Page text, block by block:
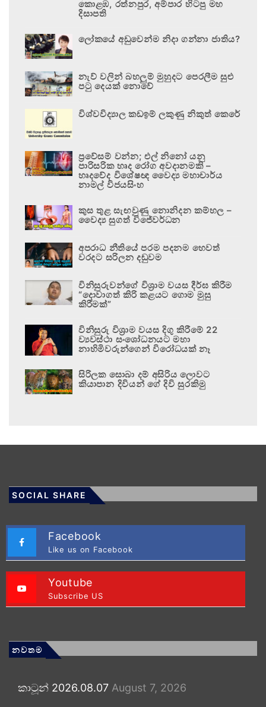
කොළඹ, රත්නපුර, අම්පාර හිටපු මහ
දිසාපති
ලෝකයේ අඩුවෙන්ම නිදා ගන්නා ජාතිය?
නැව් වලින් බහලුම් මුහුදට පෙරලීම සුළු
පටු දෙයක් නොවේ
විශ්වවිද්‍යාල කඩඉම් ලකුණු නිකුත් කෙරේ
ප්‍රවේසම් වන්න; එල් නිනෝ යනු
පාරිසරික හෘද රෝග අවදානමකි –
හෘදවේද විශේෂඥ වෛද්‍ය මහාචාර්ය
නාමල් විජයසිංහ
කුස තුළ සැඟවුණු නොනිදන කම්හල –
වෛද්‍ය සුගත් විජේවර්ධන
අපරාධ නීතියේ පරම පදනම හෙවත්
වරදට සරිලන දඬුවම
විනිසුරුවන්ගේ විශ්‍රාම වයස දීර්ඝ කිරීම
“දොවාගත් කිරි කළයට ගොම මුසු
කිරීමක්”
විනිසුරු විශ්‍රාම වයස දිගු කිරීමේ 22
ව්‍යවස්ථා සංශෝධනයට මහා
නාහිමිවරුන්ගෙන් විරෝධයක් නෑ
සිරිලක සොබා දම් අසිරිය ලොවට
කියාපාන දිවියන් ගේ දිවි සුරකිමු
SOCIAL SHARE
Facebook
Like us on Facebook
Youtube
Subscribe US
නවතම
කාටූන් 2026.08.07 August 7, 2026